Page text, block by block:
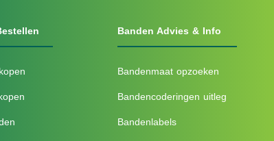
Banden Advies & Info
Bandenmaat opzoeken
Bandencoderingen uitleg
Bandenlabels